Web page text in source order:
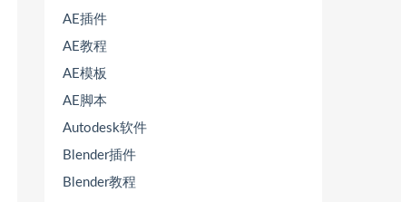
AE插件
AE教程
AE模板
AE脚本
Autodesk软件
Blender插件
Blender教程